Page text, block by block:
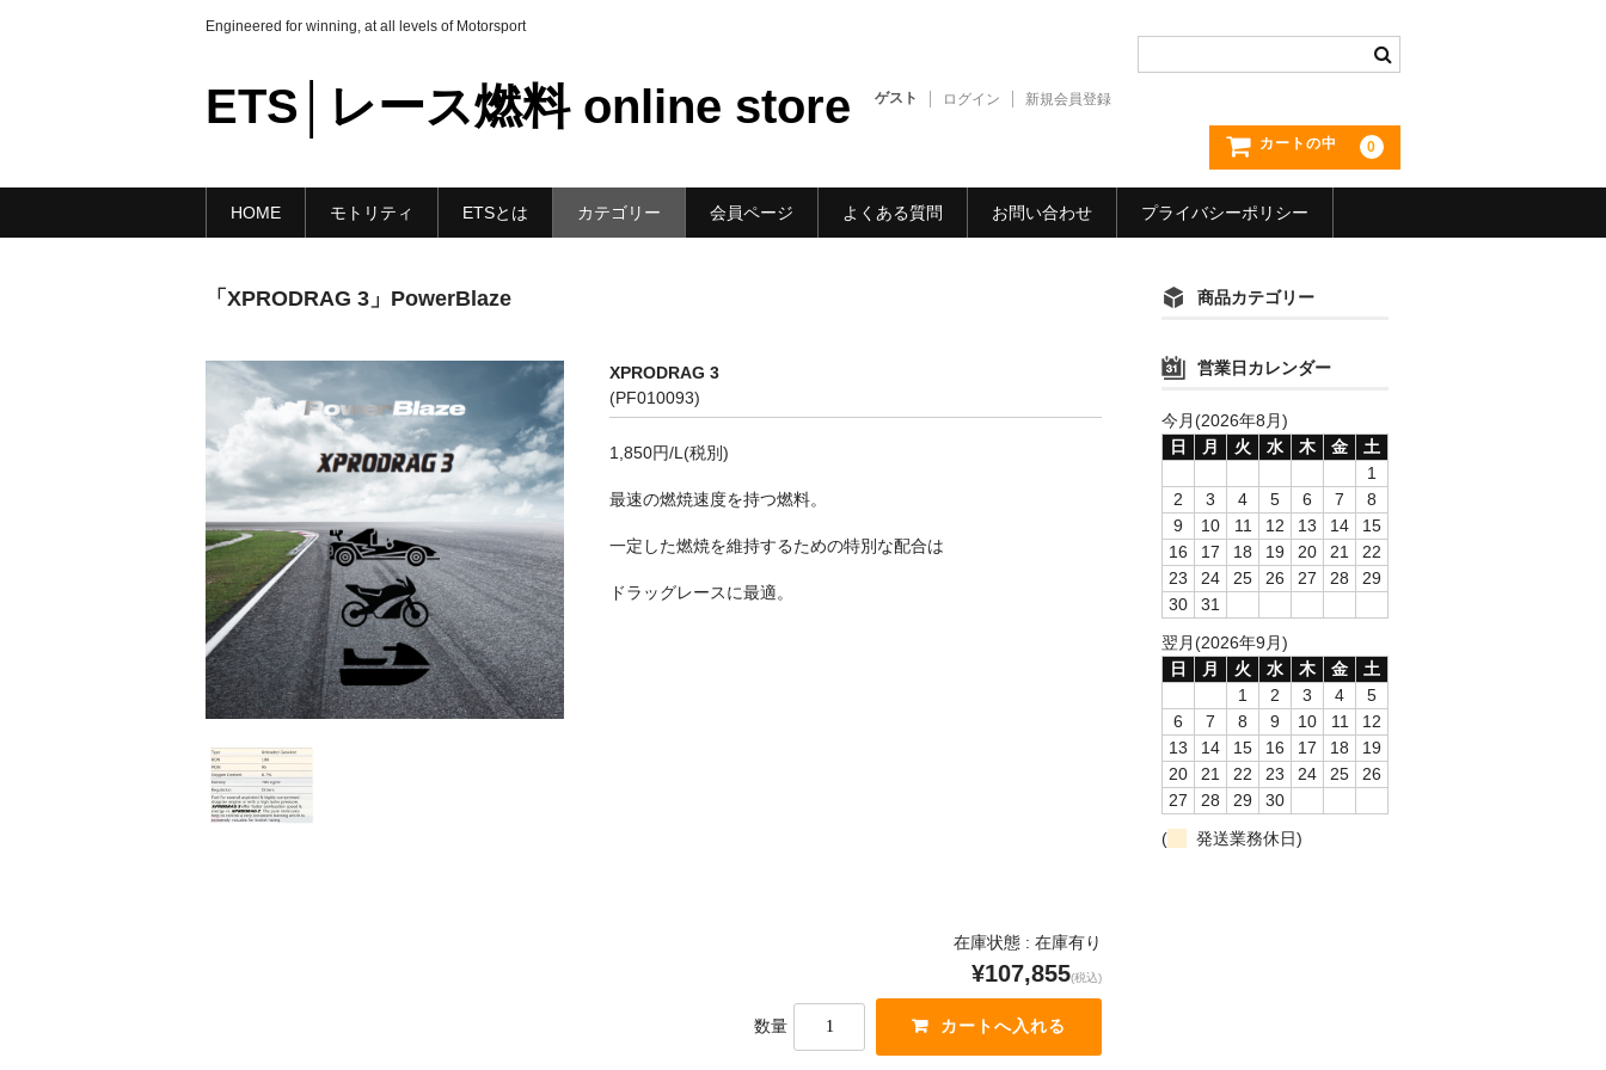
Engineered for winning, at all levels of Motorsport
ETS│レース燃料 online store ゲスト ログイン 新規会員登録
カートの中 0
HOME モトリティ ETSとは カテゴリー 会員ページ よくある質問 お問い合わせ プライバシーポリシー
「XPRODRAG 3」PowerBlaze
XPRODRAG 3
(PF010093)
1,850円/L(税別)
最速の燃焼速度を持つ燃料。
一定した燃焼を維持するための特別な配合は
ドラッグレースに最適。
在庫状態 : 在庫有り
¥107,855(税込)
数量
商品カテゴリー
営業日カレンダー
今月(2026年8月)
日
月 火 水 木 金
土
1
2
3 4 5 6 7
8
9
10 11 12 13 14
15
16
17 18 19 20 21
22
23
24 25 26 27 28
29
30
31
翌月(2026年9月)
日
月 火 水 木 金
土
1
2 3 4
5
6
7 8 9 10 11
12
13
14 15 16 17 18
19
20
21 22 23 24 25
26
27
28 29
30
(
発送業務休日)